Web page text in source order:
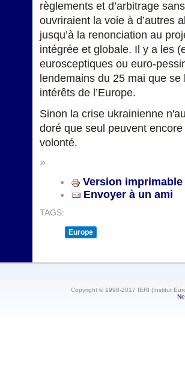
règlements et d’arbitrage
ouvriraient la voie à d’autres
jusqu’à la renonciation au
intégrée et globale. Il y a les
eurosceptiques ou euro-
lendemains du 25 mai que
intérêts de l’Europe.
Sinon la crise ukrainienne
doré que seul peuvent
volonté.
»
Version imprimable
Envoyer à un ami
TAGS:
Europe
Copyright © 1998-2017 IERI (Institut